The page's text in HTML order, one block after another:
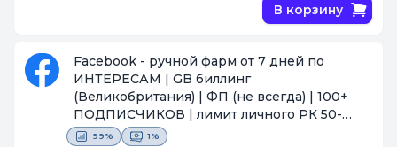
В корзину
Facebook - ручной фарм от 7 дней по
ИНТЕРЕСАМ | GB биллинг
(Великобритания) | ФП (не всегда) | 100+
ПОДПИСЧИКОВ | лимит личного РК 50-
250$ | заполнен профиль(ава+ФП+посты) |
99% 1%